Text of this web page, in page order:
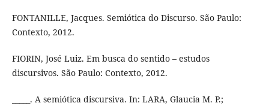
FONTANILLE, Jacques. Semiótica do Discurso. São Paulo:
Contexto, 2012.
FIORIN, José Luiz. Em busca do sentido – estudos
discursivos. São Paulo: Contexto, 2012.
_____. A semiótica discursiva. In: LARA, Glaucia M. P.;